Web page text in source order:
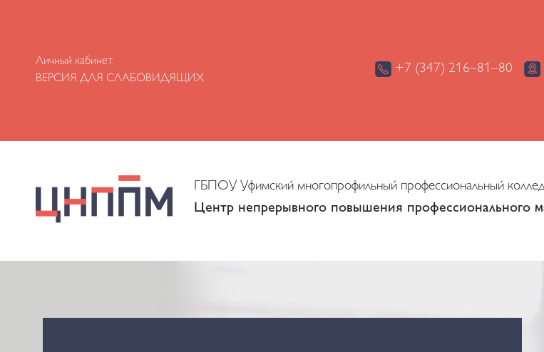
Личный кабинет
ВЕРСИЯ ДЛЯ СЛАБОВИДЯЩИХ
+7 (347) 216–81–80
ГБПОУ Уфимский многопрофильный профессиональный
Центр непрерывного повышения профессионального